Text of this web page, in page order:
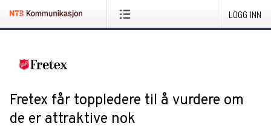
LOGG INN
Fretex får toppledere til å vurdere om
de er attraktive nok